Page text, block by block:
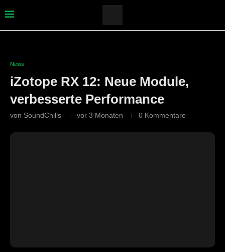
News
iZotope RX 12: Neue Module,
verbesserte Performance
von SoundChills vor 3 Monaten 0 Kommentare